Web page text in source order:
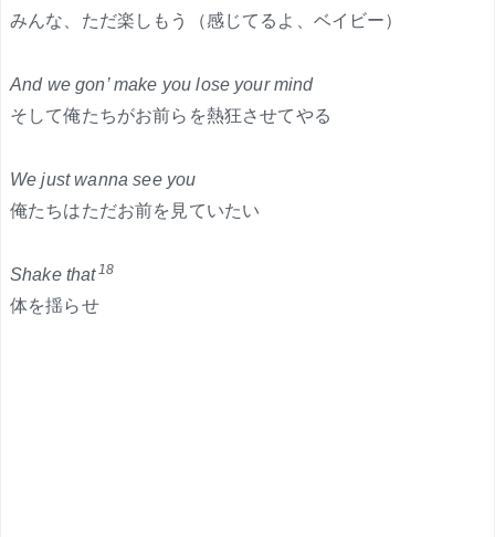
みんな、ただ楽しもう（感じてるよ、ベイビー）
And we gon’ make you lose your mind
そして俺たちがお前らを熱狂させてやる
We just wanna see you
俺たちはただお前を見ていたい
Shake that18
体を揺らせ